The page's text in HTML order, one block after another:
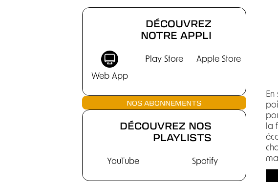
CHRONIQUES
DÉCOUVREZ
NOTRE APPLI
Web App
Play Store Apple Store
NOS ABONNEMENTS
DÉCOUVREZ NOS
PLAYLISTS
YouTube Spotify
la